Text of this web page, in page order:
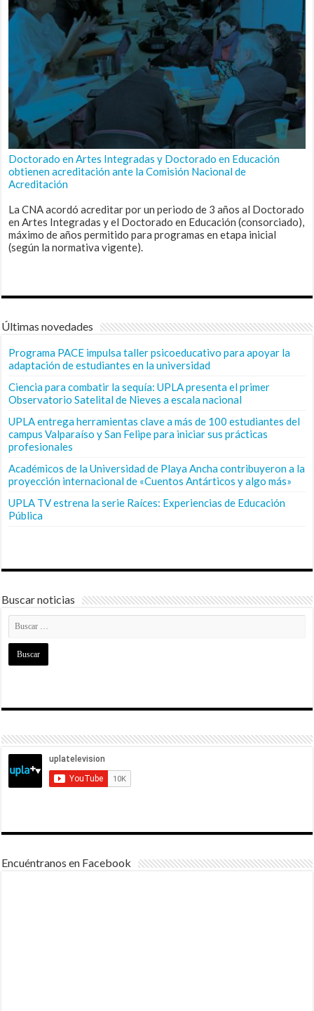
Doctorado en Artes Integradas y Doctorado en Educación
obtienen acreditación ante la Comisión Nacional de
Acreditación
La CNA acordó acreditar por un periodo de 3 años al Doctorado
en Artes Integradas y el Doctorado en Educación (consorciado),
máximo de años permitido para programas en etapa inicial
(según la normativa vigente).
Últimas novedades
Programa PACE impulsa taller psicoeducativo para apoyar la
adaptación de estudiantes en la universidad
Ciencia para combatir la sequía: UPLA presenta el primer
Observatorio Satelital de Nieves a escala nacional
UPLA entrega herramientas clave a más de 100 estudiantes del
campus Valparaíso y San Felipe para iniciar sus prácticas
profesionales
Académicos de la Universidad de Playa Ancha contribuyeron a la
proyección internacional de «Cuentos Antárticos y algo más»
UPLA TV estrena la serie Raíces: Experiencias de Educación
Pública
Buscar noticias
Encuéntranos en Facebook